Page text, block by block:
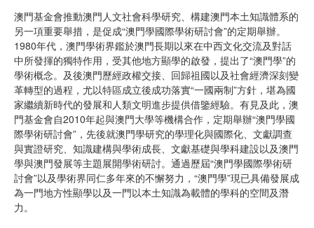
澳門基金會推動澳門人文社會科學研究、構建澳門本土知識體系的
另一項重要舉措，是促成“澳門學國際學術研討會”的定期舉辦。
1980年代，澳門學術界鑑於澳門長期以來在中西文化交流及對話
中所發揮的獨特作用，受其他地方顯學的啟發，提出了“澳門學”的
學術概念。及後澳門歷經政權交接、回歸祖國以及社會經濟深刻變
革轉型的過程，尤以特區成立後成功落實“一國兩制”方針，堪為國
家繼續新時代的發展和人類文明進步提供借鑒經驗。有見及此，澳
門基金會自2010年起與澳門大學等機構合作，定期舉辦“澳門學國
際學術研討會”，先後就澳門學研究的學理化與國際化、文獻調查
與實證研究、知識建構與學術成長、文獻基礎與學科建設以及澳門
學與澳門發展等主題展開學術研討。通過歷屆“澳門學國際學術研
討會”以及學術界同仁多年來的不懈努力，“澳門學”現已具備發展成
為一門地方性顯學以及一門以本土知識為載體的學科的空間及潛
力。